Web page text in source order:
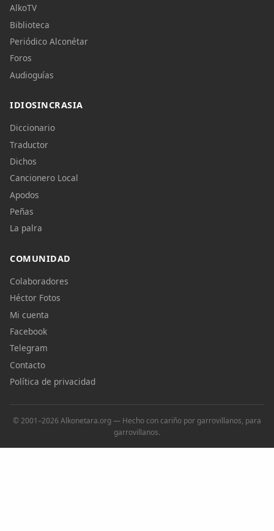
AlkoTV
Biblioteca
Periódico Alconétar
Foros
Audioguías
IDIOSINCRASIA
Diccionario
Traductor
Dichos
Cancionero Local
Apodos
Peñas
La palra
COMUNIDAD
Colaboradores
Héctor Fotos
Mi cuenta
Facebook
Telegram
Contacto
Política de privacidad
© 2001–2026 Alkonetara.org — Hecho con cariño por garrovillanos, para
garrovillanos.